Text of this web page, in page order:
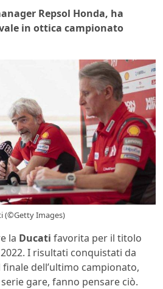
Repsol Honda, ha
in ottica campionato
(©Getty Images)
la Ducati favorita per il titolo
I risultati conquistati da
finale dell’ultimo campionato,
gare, fanno pensare ciò.